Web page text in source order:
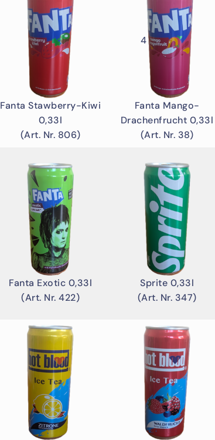
Fanta Stawberry-Kiwi
0,33l
(Art. Nr. 806)
4
Fanta Mango-
Drachenfrucht 0,33l
(Art. Nr. 38)
Fanta Exotic 0,33l
(Art. Nr. 422)
Sprite 0,33l
(Art. Nr. 347)